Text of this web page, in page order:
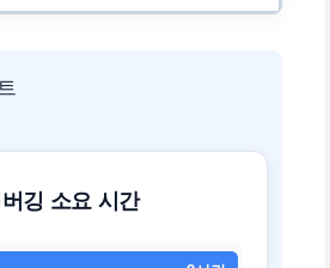
깅 소요 시간